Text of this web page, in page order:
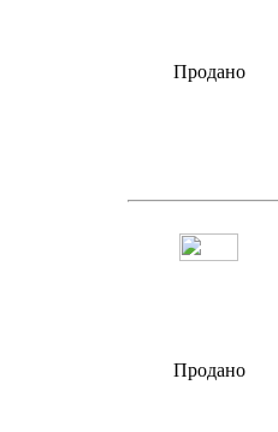
Продано
Продано